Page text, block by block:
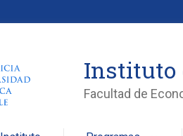
Instituto
Facultad de